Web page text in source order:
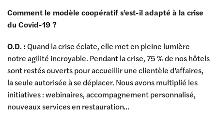
Comment le modèle coopératif s’est-il adapté à la crise
du Covid-19 ?
O.D. :Quand la crise éclate, elle met en pleine lumière
notre agilité incroyable. Pendant la crise, 75 % de nos hôtels
sont restés ouverts pour accueillir une clientèle d’affaires,
la seule autorisée à se déplacer. Nous avons multiplié les
initiatives : webinaires, accompagnement personnalisé,
nouveaux services en restauration…